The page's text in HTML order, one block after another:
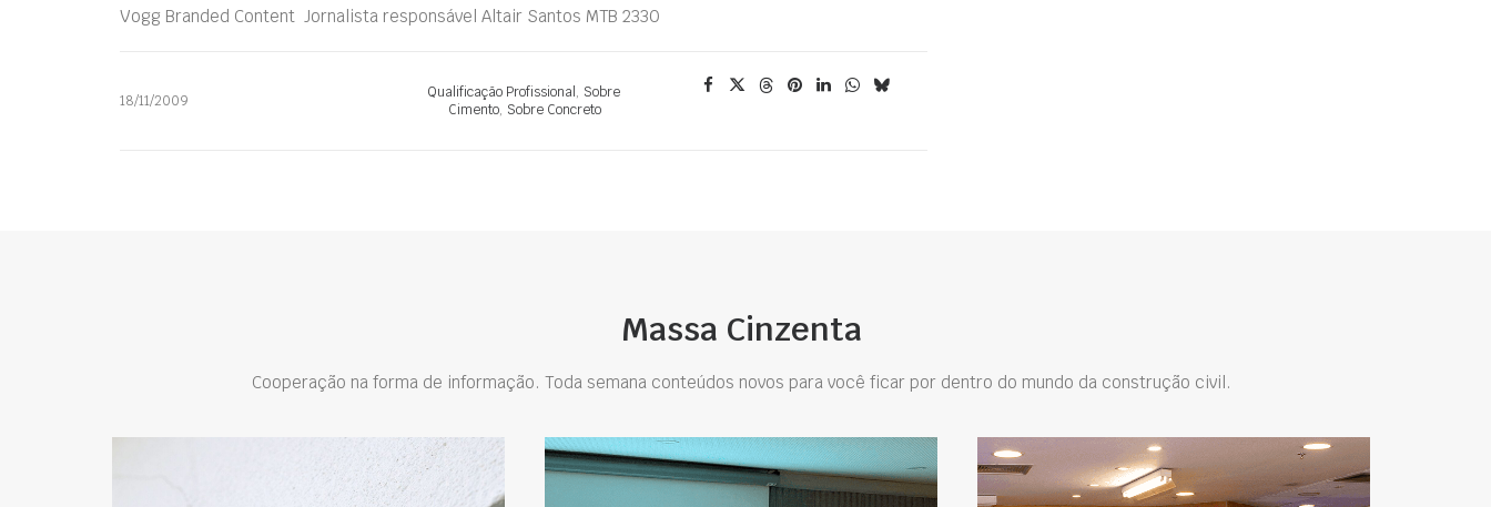
Vogg Branded Content  Jornalista responsável Altair Santos MTB 2330
18/11/2009 Qualificação Profissional , Sobre
Cimento, Sobre Concreto
Massa Cinzenta
Cooperação na forma de informação. Toda semana conteúdos novos para você ficar por dentro do mundo da construção civil.